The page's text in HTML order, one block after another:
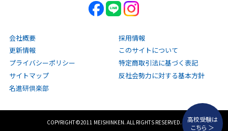
高校受験は
こちら ＞
会社概要
採用情報
更新情報
このサイトについて
プライバシーポリシー
特定商取引法に基づく表記
サイトマップ
反社会勢力に対する基本方針
名進研倶楽部
COPYRIGHT©2011 MEISHINKEN. ALL RIGHTS RESERVED.